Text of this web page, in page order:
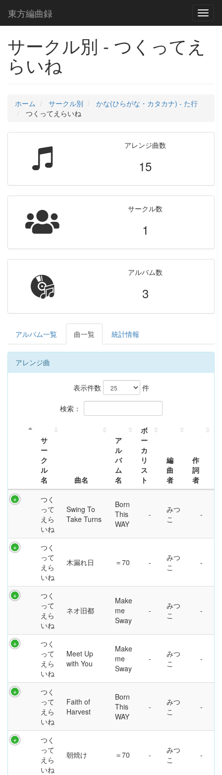
東方編曲録
サークル別 - つくってえ
らいね
ホーム サークル別
かな(ひらがな・カタカナ) - た行
つくってえらいね
アレンジ曲数
15
サークル数
1
アルバム数
3
アルバム一覧 曲一覧 統計情報
アレンジ曲
表示件数 件
検索：
サ
ー
ク
ル
名
曲名
ア
ル
バ
ム
名
ボ
ー
カ
リ
ス
ト
編
曲
者
作
詞
者
つく
って
えら
いね
Swing To
Take Turns
Born
This
WAY
みつ
こ
つく
って
えら
いね
木漏れ日 ＝70
みつ
こ
つく
って
えら
いね
ネオ旧都
Make
me
Sway
みつ
こ
つく
って
えら
いね
Meet Up
with You
Make
me
Sway
みつ
こ
つく
って
えら
いね
Faith of
Harvest
Born
This
WAY
みつ
こ
つく
って
えら
いね
朝焼け ＝70
みつ
こ